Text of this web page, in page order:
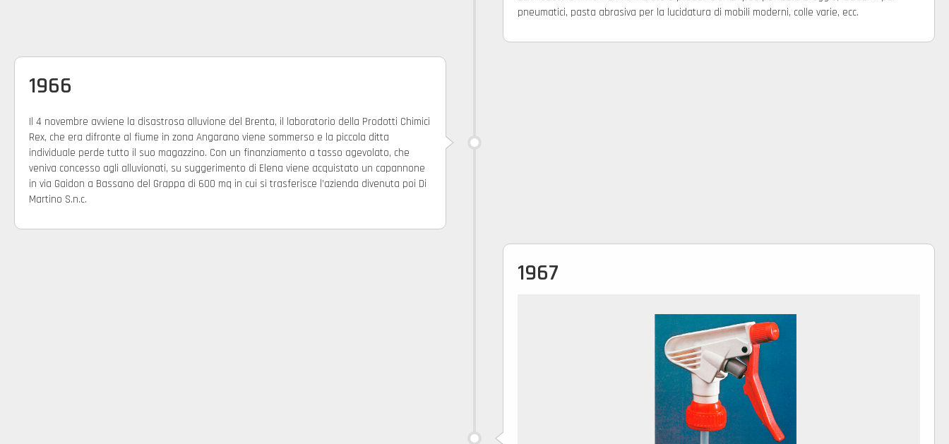
pneumatici, pasta abrasiva per la lucidatura di mobili moderni, colle varie, ecc.
1966
Il 4 novembre avviene la disastrosa alluvione del Brenta, il laboratorio della Prodotti Chimici
Rex, che era difronte al fiume in zona Angarano viene sommerso e la piccola ditta
individuale perde tutto il suo magazzino. Con un finanziamento a tasso agevolato, che
veniva concesso agli alluvionati, su suggerimento di Elena viene acquistato un capannone
in via Gaidon a Bassano del Grappa di 600 mq in cui si trasferisce l’azienda divenuta poi Di
Martino S.n.c.
1967